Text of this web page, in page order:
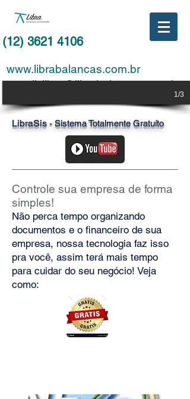
(12) 3621 4106
www.librabalancas.com.br
email:libra@librabalancas.com.br
LibraSis- Sistema Totalmente Gratuíto
Controle sua empresa de forma
simples!
Não perca tempo organizando
documentos e o financeiro de sua
empresa, nossa tecnologia faz isso
pra você, assim terá mais tempo
para cuidar do seu negócio! Veja
como:
1/3